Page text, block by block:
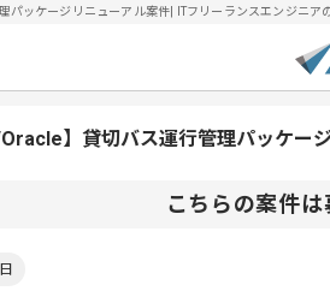
パッケージリニューアル案件| ITフリーランスエンジニ
Oracle】貸切バス運行管理パッケー
こちらの案件